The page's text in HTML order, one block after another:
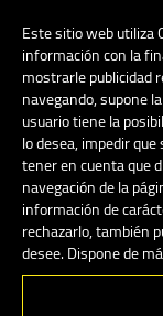
Este sitio web utiliza
información con la
mostrarle publicidad
navegando, supone
usuario tiene la
lo desea, impedir
tener en cuenta que
navegación de la
información de
rechazarlo, también
desee. Dispone de